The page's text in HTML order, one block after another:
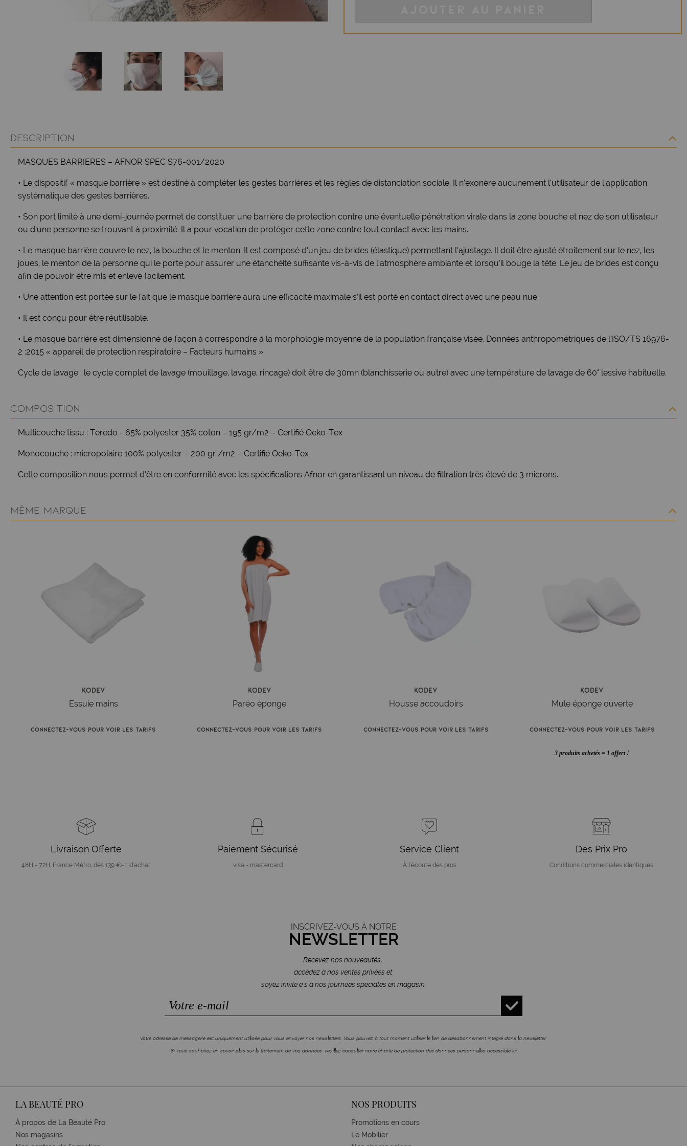
DESCRIPTION
MASQUES BARRIERES – AFNOR SPEC S76-001/2020
• Le dispositif « masque barrière » est destiné à compléter les gestes barrières et les règles de distanciation sociale. Il n’exonère aucunement l’utilisateur de l’application
systématique des gestes barrières.
• Son port limité à une demi-journée permet de constituer une barrière de protection contre une éventuelle pénétration virale dans la zone bouche et nez de son utilisateur
ou d’une personne se trouvant à proximité. Il a pour vocation de protéger cette zone contre tout contact avec les mains.
• Le masque barrière couvre le nez, la bouche et le menton. Il est composé d’un jeu de brides (élastique) permettant l’ajustage. Il doit être ajusté étroitement sur le nez, les
joues, le menton de la personne qui le porte pour assurer une étanchéité suffisante vis-à-vis de l’atmosphère ambiante et lorsqu’il bouge la tête. Le jeu de brides est conçu
afin de pouvoir être mis et enlevé facilement.
• Une attention est portée sur le fait que le masque barrière aura une efficacité maximale s’il est porté en contact direct avec une peau nue.
• Il est conçu pour être réutilisable.
• Le masque barrière est dimensionné de façon à correspondre à la morphologie moyenne de la population française visée. Données anthropométriques de l’ISO/TS 16976-
2 :2015 « appareil de protection respiratoire – Facteurs humains ».
Cycle de lavage : le cycle complet de lavage (mouillage, lavage, rincage) doit être de 30mn (blanchisserie ou autre) avec une température de lavage de 60° lessive habituelle.
COMPOSITION
Multicouche tissu : Teredo - 65% polyester 35% coton – 195 gr/m2 – Certifié Oeko-Tex
Monocouche : micropolaire 100% polyester – 200 gr /m2 – Certifié Oeko-Tex
Cette composition nous permet d’être en conformité avec les spécifications Afnor en garantissant un niveau de filtration très élevé de 3 microns.
MÊME MARQUE
Kodev
Essuie mains
Connectez-vous pour voir les tarifs
Kodev
Paréo éponge
Connectez-vous pour voir les tarifs
Kodev
Housse accoudoirs
Connectez-vous pour voir les tarifs
Kodev
Mule éponge ouverte
Connectez-vous pour voir les tarifs
3 produits achetés = 1 offert !
Livraison Offerte
48H - 72H, France Métro, dès 139 € HT d'achat
Paiement Sécurisé
visa - mastercard
Service Client
À l'écoute des pros
Des Prix Pro
Conditions commerciales identiques
INSCRIVEZ-VOUS À NOTRE
NEWSLETTER
Recevez nos nouveautés,
accédez à nos ventes privées et
soyez invité·e·s à nos journées spéciales en magasin.
Votre adresse de messagerie est uniquement utilisée pour vous envoyer nos newsletters. Vous pouvez à tout moment utiliser le lien de désabonnement intégré dans la newsletter.
Si vous souhaitez en savoir plus sur le traitement de vos données, veuillez consulter notre charte de protection des données personnelles accessibleici
LA BEAUTÉ PRO
À propos de La Beauté Pro
Nos magasins
NOS PRODUITS
Promotions en cours
Le Mobilier